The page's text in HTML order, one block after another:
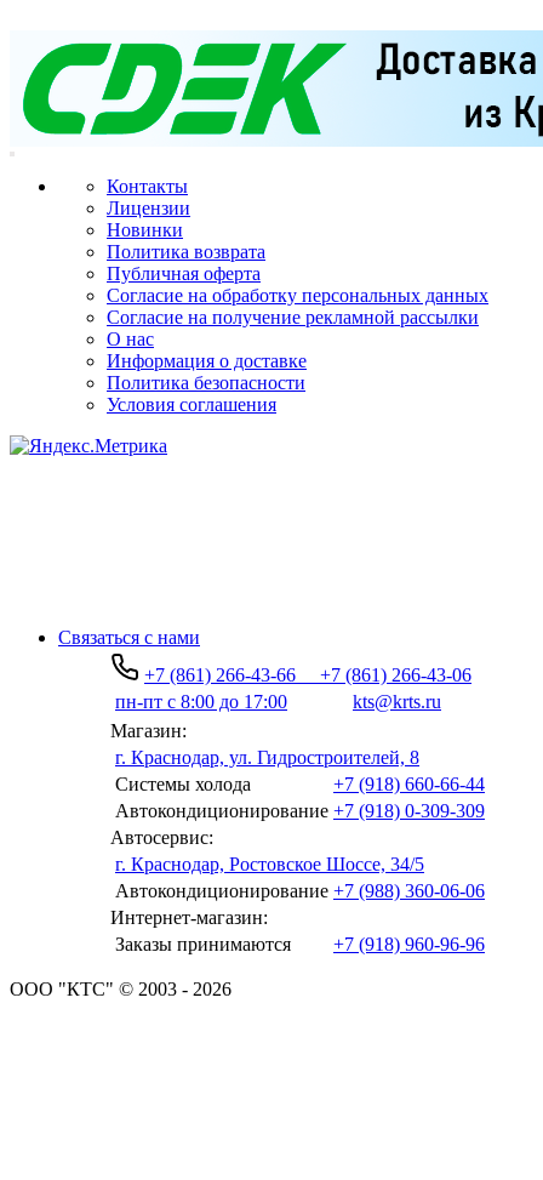
Контакты
Лицензии
Новинки
Политика возврата
Публичная оферта
Согласие на обработку персональных данных
Согласие на получение рекламной рассылки
О нас
Информация о доставке
Политика безопасности
Условия соглашения
Связаться с нами
+7 (861) 266-43-66
+7 (861) 266-43-06
пн-пт с 8:00 до 17:00
kts@krts.ru
Магазин:
г. Краснодар, ул. Гидростроителей, 8
Системы холода
+7 (918) 660-66-44
Автокондиционирование +7 (918) 0-309-309
Автосервис:
г. Краснодар, Ростовское Шоссе, 34/5
Автокондиционирование +7 (988) 360-06-06
Интернет-магазин:
Заказы принимаются
+7 (918) 960-96-96
ООО "КТС" © 2003 - 2026